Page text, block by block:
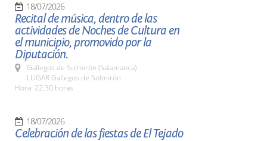
18/07/2026
Recital de música, dentro de las
actividades de Noches de Cultura en
el municipio, promovido por la
Diputación.
Gallegos de Solmirón (Salamanca)
LUGAR Gallegos de Solmirón
Hora: 22,30 horas
18/07/2026
Celebración de las fiestas de El Tejado